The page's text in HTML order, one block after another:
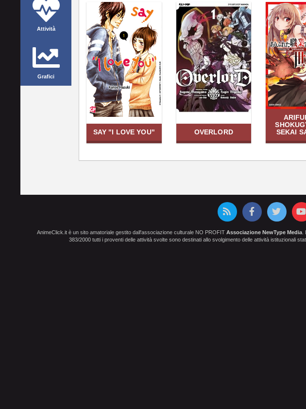
Attività
Grafici
SAY "I LOVE YOU" OVERLORD
SEKAI
AnimeClick.it è un sito amatoriale gestito dall'associazione culturale NO PROFIT Associazione NewType Media.
383/2000 tutti i proventi delle attività svolte sono destinati allo svolgimento delle attività istituzionali